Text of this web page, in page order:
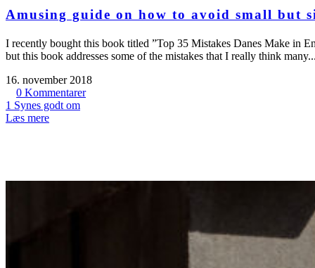
Amusing guide on how to avoid small but
I recently bought this book titled ”Top 35 Mistakes Danes Make in
but this book addresses some of the mistakes that I really think
16. november 2018
0 Kommentarer
1 Synes godt om
Læs mere